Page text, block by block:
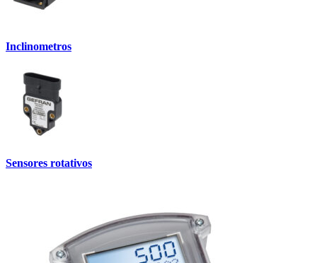
Inclinometros
Sensores rotativos